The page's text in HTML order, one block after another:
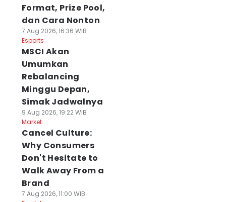
Format, Prize Pool,
dan Cara Nonton
7 Aug 2026, 16:36 WIB
Esports
MSCI Akan
Umumkan
Rebalancing
Minggu Depan,
Simak Jadwalnya
9 Aug 2026, 19:22 WIB
Market
Cancel Culture:
Why Consumers
Don't Hesitate to
Walk Away From a
Brand
7 Aug 2026, 11:00 WIB